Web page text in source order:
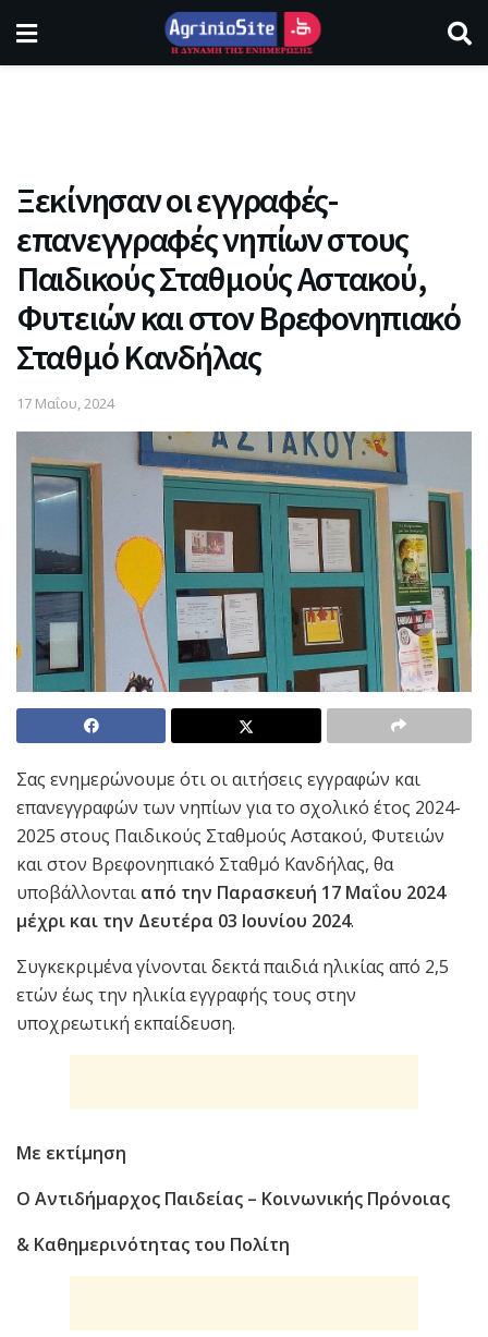
Ξεκίνησαν οι εγγραφές-
επανεγγραφές νηπίων στους
Παιδικούς Σταθμούς Αστακού,
Φυτειών και στον Βρεφονηπιακό
Σταθμό Κανδήλας
17 Μαΐου, 2024
Σας ενημερώνουμε ότι οι αιτήσεις εγγραφών και
επανεγγραφών των νηπίων για το σχολικό έτος 2024-
2025 στους Παιδικούς Σταθμούς Αστακού, Φυτειών
και στον Βρεφονηπιακό Σταθμό Κανδήλας, θα
υποβάλλονται από την Παρασκευή 17 Μαΐου 2024
μέχρι και την Δευτέρα 03 Ιουνίου 2024.
Συγκεκριμένα γίνονται δεκτά παιδιά ηλικίας από 2,5
ετών έως την ηλικία εγγραφής τους στην
υποχρεωτική εκπαίδευση.
Με εκτίμηση
Ο Αντιδήμαρχος Παιδείας – Κοινωνικής Πρόνοιας
& Καθημερινότητας του Πολίτη